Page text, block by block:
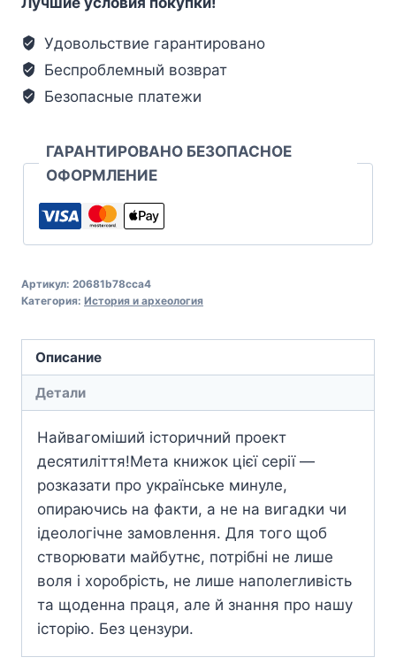
Удовольствие гарантировано
Беспроблемный возврат
Безопасные платежи
ГАРАНТИРОВАНО БЕЗОПАСНОЕ
ОФОРМЛЕНИЕ
Артикул: 20681b78cca4
Категория: История и археология
Описание
Детали
Найвагоміший історичний проект
десятиліття!Мета книжок цієї серії —
розказати про українське минуле,
опираючись на факти, а не на вигадки чи
ідеологічне замовлення. Для того щоб
створювати майбутнє, потрібні не лише
воля і хоробрість, не лише наполегливість
та щоденна праця, але й знання про нашу
історію. Без цензури.